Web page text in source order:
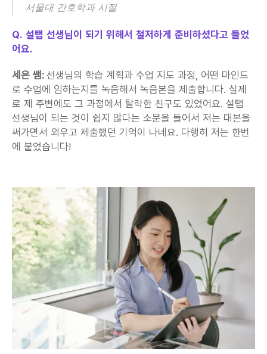
서울대 간호학과 시절
Q. 설탭 선생님이 되기 위해서 철저하게 준비하셨다고 들었
어요.
세은 쌤: 선생님의 학습 계획과 수업 지도 과정, 어떤 마인드
로 수업에 임하는지를 녹음해서 녹음본을 제출합니다. 실제
로 제 주변에도 그 과정에서 탈락한 친구도 있었어요. 설탭
선생님이 되는 것이 쉽지 않다는 소문을 들어서 저는 대본을
써가면서 외우고 제출했던 기억이 나네요. 다행히 저는 한번
에 붙었습니다!